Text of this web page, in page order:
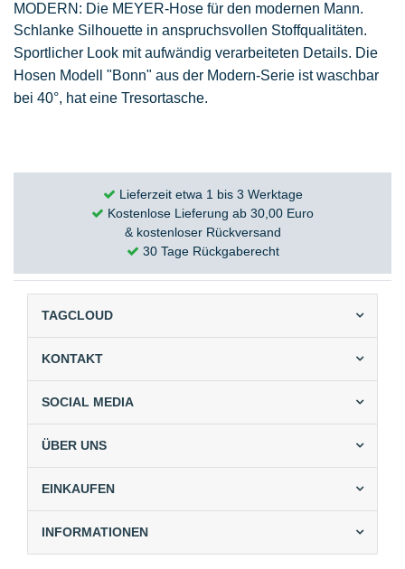
MODERN: Die MEYER-Hose für den modernen Mann.
Schlanke Silhouette in anspruchsvollen Stoffqualitäten.
Sportlicher Look mit aufwändig verarbeiteten Details. Die
Hosen Modell "Bonn" aus der Modern-Serie ist waschbar
bei 40°, hat eine Tresortasche.
Lieferzeit etwa 1 bis 3 Werktage
Kostenlose Lieferung ab 30,00 Euro
& kostenloser Rückversand
30 Tage Rückgaberecht
TAGCLOUD
KONTAKT
SOCIAL MEDIA
ÜBER UNS
EINKAUFEN
INFORMATIONEN